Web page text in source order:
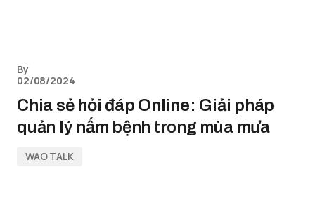
By
02/08/2024
Chia sẻ hỏi đáp Online: Giải pháp
quản lý nấm bệnh trong mùa mưa
WAO TALK